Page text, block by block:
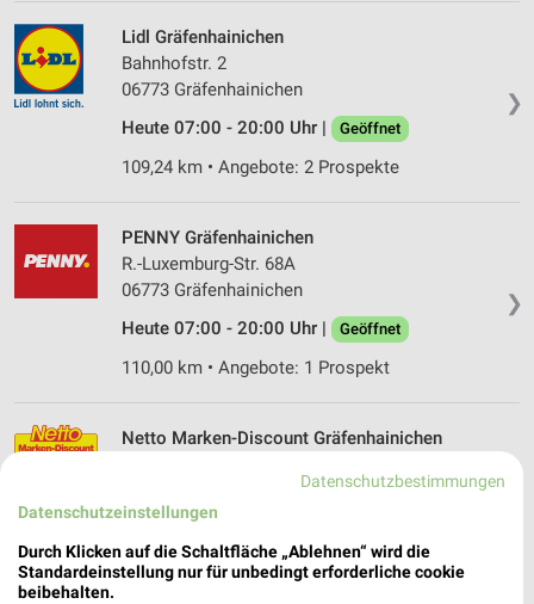
❯
Lidl Gräfenhainichen
Bahnhofstr. 2
06773 Gräfenhainichen
Heute 07:00 - 20:00 Uhr |
Geöffnet
109,24 km • Angebote: 2 Prospekte
❯
PENNY Gräfenhainichen
R.-Luxemburg-Str. 68A
06773 Gräfenhainichen
Heute 07:00 - 20:00 Uhr |
Geöffnet
110,00 km • Angebote: 1 Prospekt
Netto Marken-Discount Gräfenhainichen
06773 Gräfenhainichen
Heute 07:00 - 20:00 Uhr |
110,17 km • Angebote: 3 Prospekte
Datenschutzbestimmungen
Datenschutzeinstellungen
Durch Klicken auf die Schaltfläche „Ablehnen“ wird die
Standardeinstellung nur für unbedingt erforderliche cookie
beibehalten.